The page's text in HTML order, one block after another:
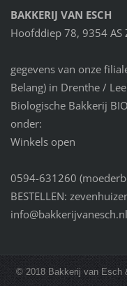
BAKKERIJ VAN ESCH
Hoofddiep 78, 9354 AS
gegevens van onze
Belang) in Drenthe /
Biologische Bakkerij
onder:
Winkels open
0594-631260
BESTELLEN:
info@bakkerijvanesch.nl
© 2018 Bakkerij van Esch